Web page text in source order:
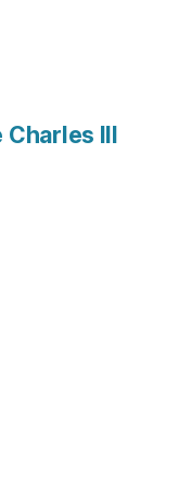
Charles III